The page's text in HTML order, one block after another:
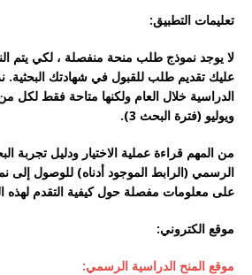
تعليمات التطبيق:
لا يوجد نموذج طلب منحة منفصلة ، لكي يتم
عليك تقديم طلب للقبول في شهادتك البحثية.
ويوليو (فترة البحث 3).
من المهم قراءة عملية الاختيار ودليل تجربة
الرسمي (الرابط الموجود أدناه) للوصول إلى
على معلومات مفصلة حول كيفية التقدم لهذه
موقع الكتروني:
موقع المنح الدراسية الرسمي: